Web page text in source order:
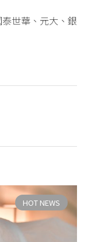
世華、元大、銀
HOT NEWS